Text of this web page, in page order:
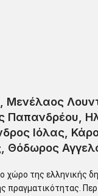
Ιόλας,
Θόδωρος
της ελληνικής